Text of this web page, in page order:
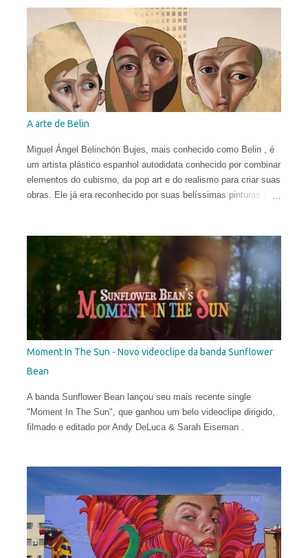
A arte de Belin
Miguel Ángel Belinchón Bujes, mais conhecido como Belin , é
um artista plástico espanhol autodidata conhecido por combinar
elementos do cubismo, da pop art e do realismo para criar suas
obras. Ele já era reconhecido por suas belíssimas pinturas e
partir de técnicas de spray, viraram referência no mundo
eclético da arte. Porém, em sua fase atual, quebrar as regras
da proporção é sua maior fonte de inspiração e isso o leva a
explorar uma arte mais subjetiva. Belin gosta de definir esse
experimento como "pós-neo-cubismo".
Moment In The Sun - Novo videoclipe da banda Sunflower
Bean
A banda Sunflower Bean lançou seu mais recente single
"Moment In The Sun", que ganhou um belo videoclipe dirigido,
filmado e editado por Andy DeLuca & Sarah Eiseman .